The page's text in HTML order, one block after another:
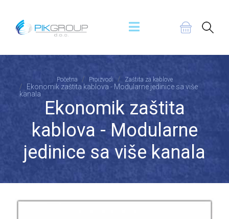
Početna Proizvodi Zaštita za kablove
Ekonomik zaštita kablova - Modularne jedinice sa više
kanala
Ekonomik zaštita
kablova - Modularne
jedinice sa više kanala